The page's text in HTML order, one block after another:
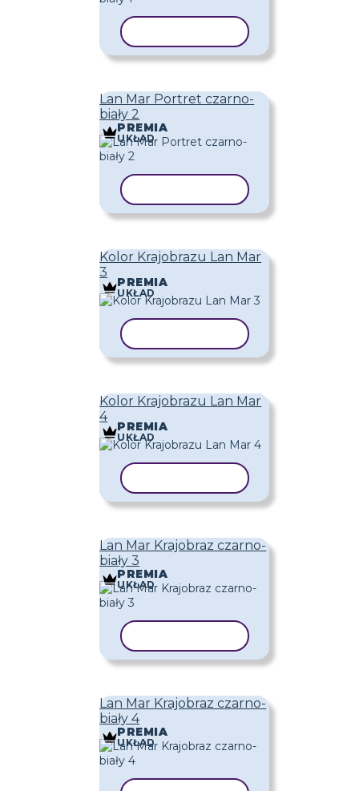
Lan Mar Portret czarno-
biały 2
PREMIA
UKŁAD
Kolor Krajobrazu Lan Mar
3
PREMIA
UKŁAD
Kolor Krajobrazu Lan Mar
4
PREMIA
UKŁAD
Lan Mar Krajobraz czarno-
biały 3
PREMIA
UKŁAD
Lan Mar Krajobraz czarno-
biały 4
PREMIA
UKŁAD